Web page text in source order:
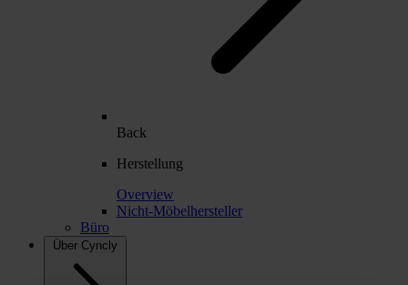
Back
Herstellung
Overview
Nicht-Möbelhersteller
Büro
Über Cyncly